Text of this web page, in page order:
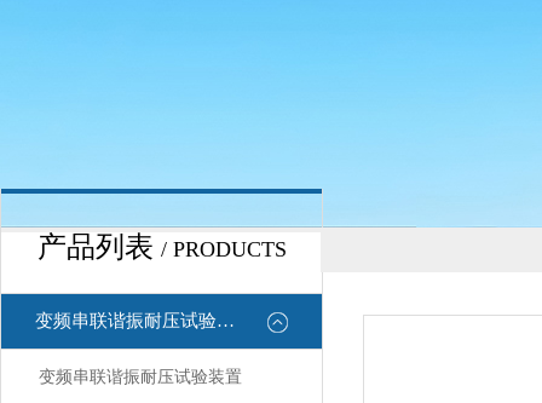
产品列表 / PRODUCTS
变频串联谐振耐压试验装置
变频串联谐振耐压试验装置